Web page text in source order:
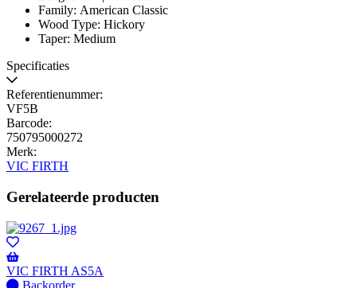
Family: American Classic
Wood Type: Hickory
Taper: Medium
Specificaties
Referentienummer:
VF5B
Barcode:
750795000272
Merk:
VIC FIRTH
Gerelateerde producten
VIC FIRTH AS5A
Niet
Backorder